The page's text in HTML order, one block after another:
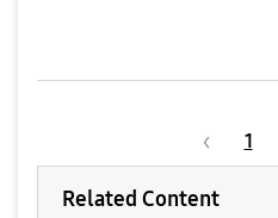
1
Related Content